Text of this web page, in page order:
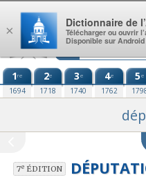
Aller au contenu
1re
1694
2e
1718
3e
1740
4e
1762
5e
7eÉDITION
×
Dictionnaire de
Télécharger ou ouvrir
Disponible sur